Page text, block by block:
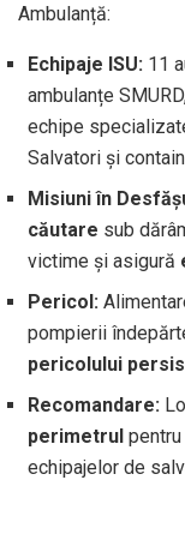
Ambulanță:
Echipaje ISU: 11
ambulanțe
echipe
Salvatori și
Misiuni în
căutare sub
victime și asigură
Pericol:
pompierii
pericolului
Recomandare:
perimetrul
echipajelor de